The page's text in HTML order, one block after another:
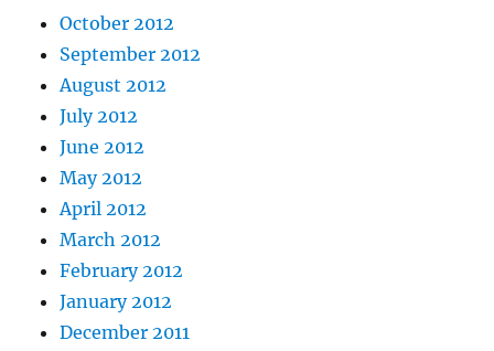
October 2012
September 2012
August 2012
July 2012
June 2012
May 2012
April 2012
March 2012
February 2012
January 2012
December 2011